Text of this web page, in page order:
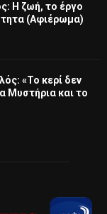
Η ζωή, το έργο
(Αφιέρωμα)
«Το κερί δεν
Μυστήρια και το